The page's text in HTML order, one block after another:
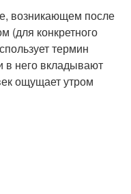
возникающем после
(для конкретного
термин
в него вкладывают
ощущает утром